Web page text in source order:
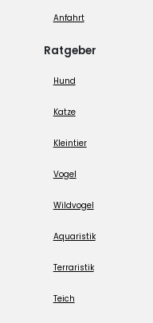
Anfahrt
Ratgeber
Hund
Katze
Kleintier
Vogel
Wildvogel
Aquaristik
Terraristik
Teich